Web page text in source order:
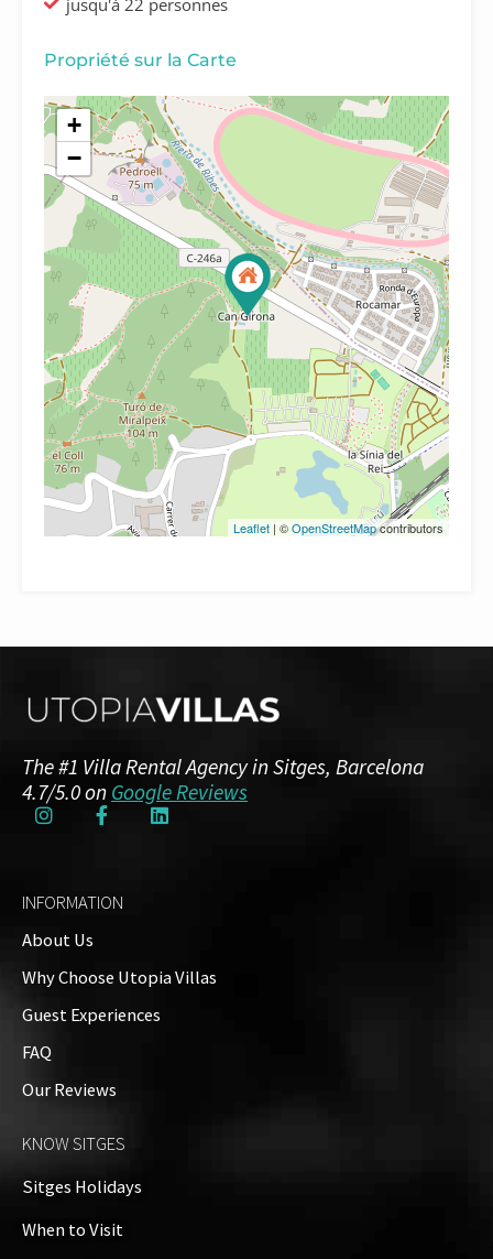
Propriété sur la Carte
+
−
Leaflet | ©OpenStreetMapcontributors
The #1 Villa Rental Agency in Sitges, Barcelona
4.7/5.0 on Google Reviews
INFORMATION
About Us
Why Choose Utopia Villas
Guest Experiences
FAQ
Our Reviews
KNOW SITGES
Sitges Holidays
When to Visit